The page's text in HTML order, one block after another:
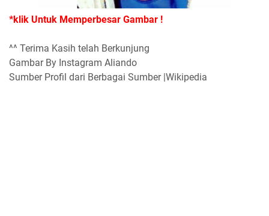
*klik Untuk Memperbesar Gambar !
^^ Terima Kasih telah Berkunjung
Gambar By Instagram Aliando
Sumber Profil dari Berbagai Sumber |Wikipedia